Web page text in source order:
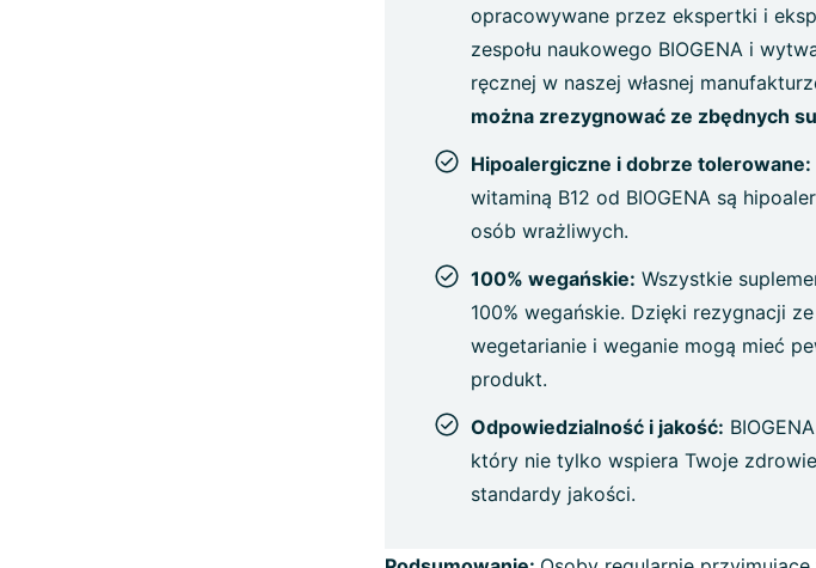
opracowywane przez ekspertki i
zespołu naukowego BIOGENA i
ręcznej w naszej własnej
można zrezygnować ze zbędnych
Hipoalergiczne i dobrze tolerowane:
witaminą B12 od BIOGENA są
osób wrażliwych.
100% wegańskie: Wszystkie
100% wegańskie. Dzięki rezygnacji
wegetarianie i weganie mogą mieć
produkt.
Odpowiedzialność i jakość:
który nie tylko wspiera Twoje
standardy jakości.